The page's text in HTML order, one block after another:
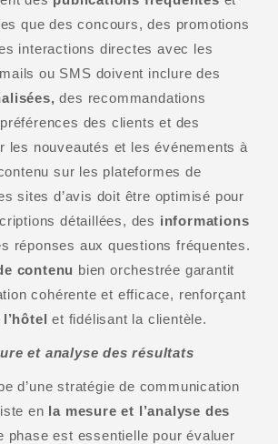
que des concours, des promotions
interactions directes avec les
ou SMS doivent inclure des
des recommandations
des clients et des
les nouveautés et les événements à
sur les plateformes de
sites d’avis doit être optimisé pour
détaillées, des informations
réponses aux questions fréquentes.
contenu bien orchestrée garantit
cohérente et efficace, renforçant
et fidélisant la clientèle.
et analyse des résultats
d’une stratégie de communication
en la mesure et l’analyse des
phase est essentielle pour évaluer